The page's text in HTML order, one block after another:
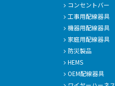
コンセントバー
工事用配線器具
機器用配線器具
家庭用配線器具
防災製品
HEMS
OEM配線器具